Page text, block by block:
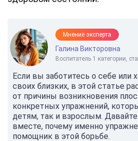
Мнение эксперта
Галина Викторовна
Воспитатель 1 категории,
Если вы заботитесь о себе или
своих близких, в этой статье
от причины возникновения
конкретных упражнений,
детям, так и взрослым. Давайте
вместе, почему именно
помощник в этой борьбе.